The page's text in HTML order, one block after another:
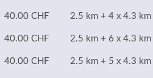
40.00 CHF 2.5 km + 4 x 4.3 km
40.00 CHF 2.5 km + 6 x 4.3 km
40.00 CHF 2.5 km + 5 x 4.3 km